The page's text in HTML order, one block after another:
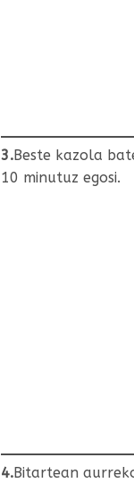
3.Beste kazola
10 minutuz egosi.
4.Bitartean